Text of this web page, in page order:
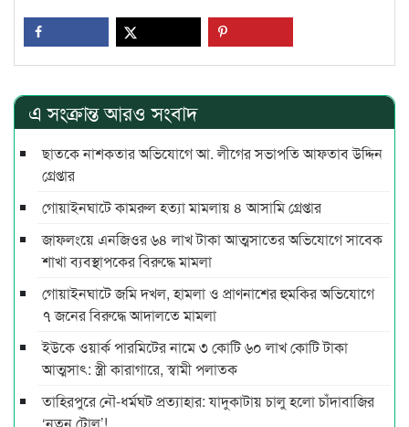
এ সংক্রান্ত আরও সংবাদ
ছাতকে নাশকতার অভিযোগে আ. লীগের সভাপ‌তি আফতাব উদ্দিন
গ্রেপ্তার
গোয়াইনঘাটে কামরুল হত্যা মামলায় ৪ আসামি গ্রেপ্তার
জাফলংয়ে এনজিওর ৬৪ লাখ টাকা আত্মসাতের অভিযোগে সাবেক
শাখা ব্যবস্থাপকের বিরুদ্ধে মামলা
গোয়াইনঘাটে জমি দখল, হামলা ও প্রাণনাশের হুমকির অভিযোগে
৭ জনের বিরুদ্ধে আদালতে মামলা
ইউকে ওয়ার্ক পারমিটের নামে ৩ কোটি ৬০ লাখ কোটি টাকা
আত্মসাৎ: স্ত্রী কারাগারে, স্বামী পলাতক
তাহিরপুরে নৌ-ধর্মঘট প্রত্যাহার: যাদুকাটায় চালু হলো চাঁদাবাজির
‘নতুন টোল’!